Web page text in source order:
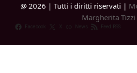
@ 2026 | Tutti i diritti riservati |
Margherita Tizzi
Facebook X News Feed RSS